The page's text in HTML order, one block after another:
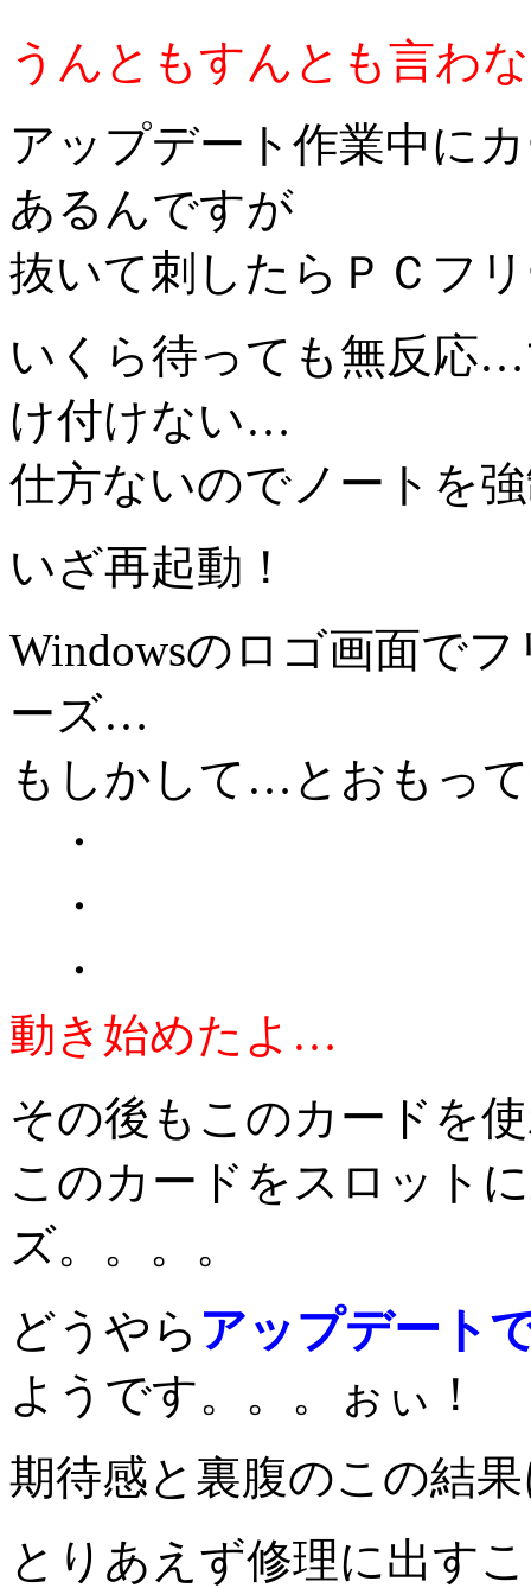
うんともすんとも言わ
アップデート作業中に
あるんですが
抜いて刺したらＰＣフ
いくら待っても無反応
け付けない…
仕方ないのでノートを
いざ再起動！
Windowsのロゴ画面で
ーズ…
もしかして…とおもっ
・
・
・
動き始めたよ…
その後もこのカードを
このカードをスロット
ズ。。。。
どうやら アップデート
ようです。。。ぉぃ！
期待感と裏腹のこの結
とりあえず修理に出す